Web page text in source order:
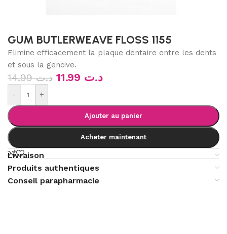
GUM BUTLERWEAVE FLOSS 1155
Elimine efficacement la plaque dentaire entre les dents
et sous la gencive.
د.ت14.99 د.ت
- +
Ajouter au panier
Acheter maintenant
Livraison
Produits authentiques
Conseil parapharmacie